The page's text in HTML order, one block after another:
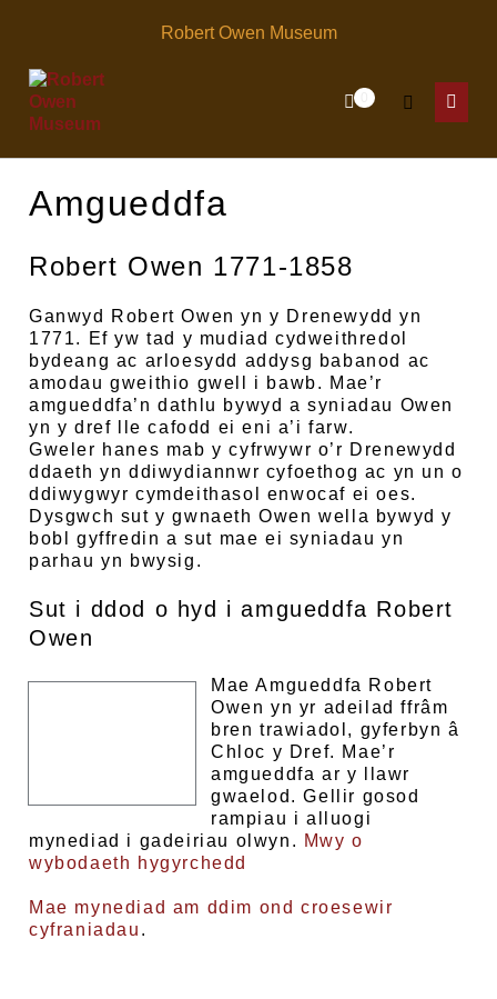
content
Robert Owen Museum
Shopping
Items
in
Search
Menu
Amgueddfa
Robert Owen 1771-1858
Ganwyd Robert Owen yn y Drenewydd yn
1771. Ef yw tad y mudiad cydweithredol
bydeang ac arloesydd addysg babanod ac
amodau gweithio gwell i bawb. Mae’r
amgueddfa’n dathlu bywyd a syniadau Owen
yn y dref lle cafodd ei eni a’i farw.
Gweler hanes mab y cyfrwywr o’r Drenewydd
ddaeth yn ddiwydiannwr cyfoethog ac yn un o
ddiwygwyr cymdeithasol enwocaf ei oes.
Dysgwch sut y gwnaeth Owen wella bywyd y
bobl gyffredin a sut mae ei syniadau yn
parhau yn bwysig.
Sut i ddod o hyd i amgueddfa Robert
Owen
Mae Amgueddfa Robert
Owen yn yr adeilad ffrâm
bren trawiadol, gyferbyn â
Chloc y Dref. Mae’r
amgueddfa ar y llawr
gwaelod. Gellir gosod
rampiau i alluogi
mynediad i gadeiriau olwyn. Mwy o
wybodaeth hygyrchedd
Mae mynediad am ddim ond croesewir
cyfraniadau .